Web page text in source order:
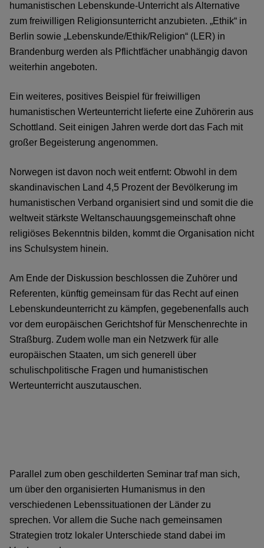
humanistischen Lebenskunde-Unterricht als Alternative
zum freiwilligen Religionsunterricht anzubieten. „Ethik“ in
Berlin sowie „Lebenskunde/Ethik/Religion“ (LER) in
Brandenburg werden als Pflichtfächer unabhängig davon
weiterhin angeboten.
Ein weiteres, positives Beispiel für freiwilligen
humanistischen Werteunterricht lieferte eine Zuhörerin aus
Schottland. Seit einigen Jahren werde dort das Fach mit
großer Begeisterung angenommen.
Norwegen ist davon noch weit entfernt: Obwohl in dem
skandinavischen Land 4,5 Prozent der Bevölkerung im
humanistischen Verband organisiert sind und somit die die
weltweit stärkste Weltanschauungsgemeinschaft ohne
religiöses Bekenntnis bilden, kommt die Organisation nicht
ins Schulsystem hinein.
Am Ende der Diskussion beschlossen die Zuhörer und
Referenten, künftig gemeinsam für das Recht auf einen
Lebenskundeunterricht zu kämpfen, gegebenenfalls auch
vor dem europäischen Gerichtshof für Menschenrechte in
Straßburg. Zudem wolle man ein Netzwerk für alle
europäischen Staaten, um sich generell über
schulischpolitische Fragen und humanistischen
Werteunterricht auszutauschen.
Parallel zum oben geschilderten Seminar traf man sich,
um über den organisierten Humanismus in den
verschiedenen Lebenssituationen der Länder zu
sprechen. Vor allem die Suche nach gemeinsamen
Strategien trotz lokaler Unterschiede stand dabei im